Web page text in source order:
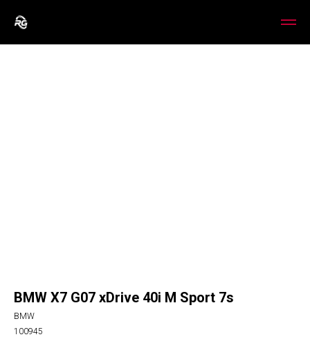
BMW X7 G07 xDrive 40i M Sport 7s
BMW
100945